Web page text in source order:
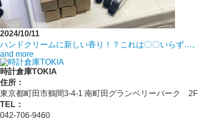
2024/10/11
ハンドクリームに新しい香り！？これは〇〇いらず…。
and more
時計倉庫TOKIA
住所：
東京都町田市鶴間3-4-1 南町田グランベリーパーク 2F
TEL：
042-706-9460